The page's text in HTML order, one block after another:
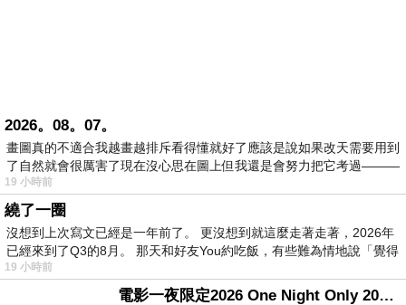
2026。08。07。
畫圖真的不適合我越畫越排斥看得懂就好了應該是說如果改天需要用到
了自然就會很厲害了現在沒心思在圖上但我還是會努力把它考過———
19 小時前
繞了一圈
沒想到上次寫文已經是一年前了。 更沒想到就這麼走著走著，2026年
已經來到了Q3的8月。 那天和好友You約吃飯，有些難為情地說「覺得
19 小時前
電影一夜限定2026 One Night Only 2026 movie